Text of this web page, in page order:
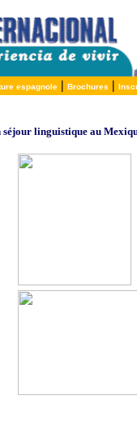
espagnole | Brochures |
séjour linguistique au